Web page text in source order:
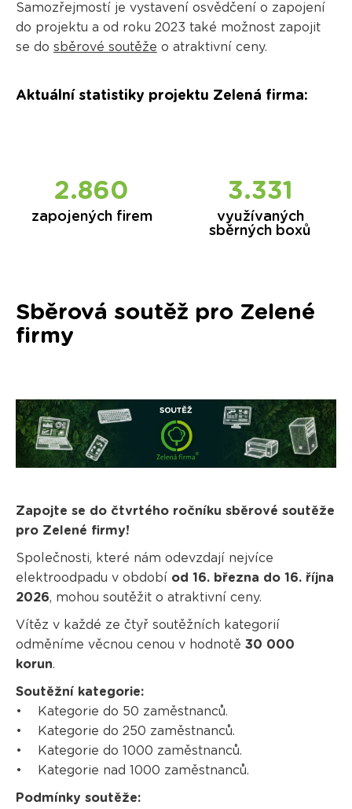
Samozřejmostí je vystavení osvědčení o zapojení
do projektu a od roku 2023 také možnost zapojit
se do sběrové soutěže o atraktivní ceny.
Aktuální statistiky projektu Zelená firma:
2.860
zapojených firem
3.331
využívaných
sběrných boxů
Sběrová soutěž pro Zelené
firmy
Zapojte se do čtvrtého ročníku sběrové soutěže
pro Zelené firmy!
Společnosti, které nám odevzdají nejvíce
elektroodpadu v období od 16. března do 16. října
2026, mohou soutěžit o atraktivní ceny.
Vítěz v každé ze čtyř soutěžních kategorií
odměníme věcnou cenou v hodnotě 30 000
korun.
Soutěžní kategorie:
• Kategorie do 50 zaměstnanců.
• Kategorie do 250 zaměstnanců.
• Kategorie do 1000 zaměstnanců.
• Kategorie nad 1000 zaměstnanců.
Podmínky soutěže: